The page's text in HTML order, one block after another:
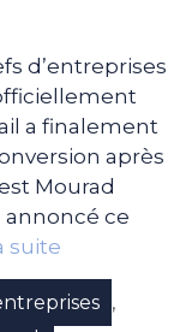
d’entreprises
a finalement
après
Mourad
annoncé ce
suite
,